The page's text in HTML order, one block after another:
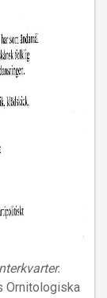
Ornitologiska